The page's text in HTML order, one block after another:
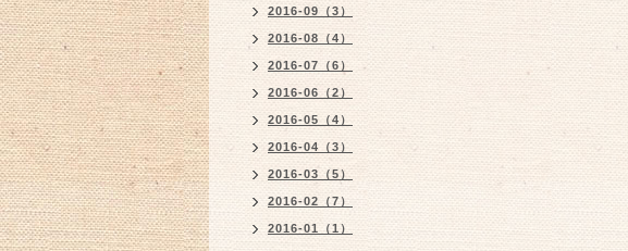
2016-09（3）
2016-08（4）
2016-07（6）
2016-06（2）
2016-05（4）
2016-04（3）
2016-03（5）
2016-02（7）
2016-01（1）